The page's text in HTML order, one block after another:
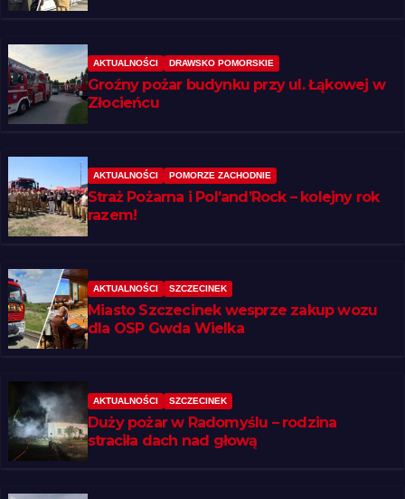
AKTUALNOŚCI DRAWSKO POMORSKIE
Groźny pożar budynku przy ul. Łąkowej w
Złocieńcu
AKTUALNOŚCI POMORZE ZACHODNIE
Straż Pożarna i Pol’and’Rock – kolejny rok
razem!
AKTUALNOŚCI SZCZECINEK
Miasto Szczecinek wesprze zakup wozu
dla OSP Gwda Wielka
AKTUALNOŚCI SZCZECINEK
Duży pożar w Radomyślu – rodzina
straciła dach nad głową